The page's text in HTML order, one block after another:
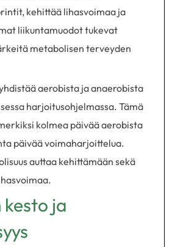
kehittää lihasvoimaa ja
liikuntamuodot tukevat
metabolisen terveyden
aerobista ja anaerobista
harjoitusohjelmassa. Tämä
kolmea päivää aerobista
päivää voimaharjoittelua.
auttaa kehittämään sekä
kesto ja